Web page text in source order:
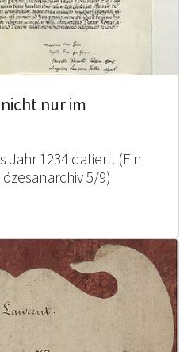
nur im
Jahr 1234 datiert. (Ein
5/9)